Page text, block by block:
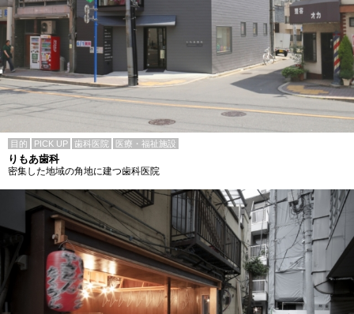
目的 PICK UP 歯科医院 医療・福祉施設
りもあ歯科
密集した地域の角地に建つ歯科医院